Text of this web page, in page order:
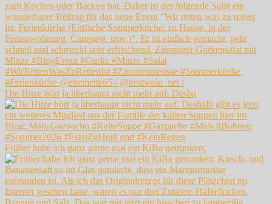
Die Hitze hört ja überhaupt nicht mehr auf. Desha
Früher habe ich ganz gerne mal ein KiBa getrunken: